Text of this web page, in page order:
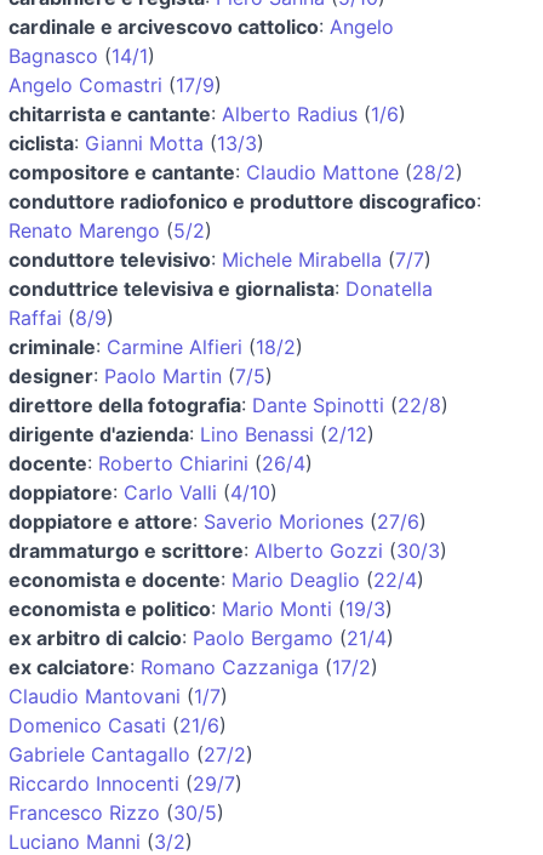
cardinale e arcivescovo cattolico: Angelo
Bagnasco (14/1)
Angelo Comastri (17/9)
chitarrista e cantante: Alberto Radius (1/6)
ciclista: Gianni Motta (13/3)
compositore e cantante: Claudio Mattone (28/2)
conduttore radiofonico e produttore discografico:
Renato Marengo (5/2)
conduttore televisivo: Michele Mirabella (7/7)
conduttrice televisiva e giornalista: Donatella
Raffai (8/9)
criminale: Carmine Alfieri (18/2)
designer: Paolo Martin (7/5)
direttore della fotografia: Dante Spinotti (22/8)
dirigente d'azienda: Lino Benassi (2/12)
docente: Roberto Chiarini (26/4)
doppiatore: Carlo Valli (4/10)
doppiatore e attore: Saverio Moriones (27/6)
drammaturgo e scrittore: Alberto Gozzi (30/3)
economista e docente: Mario Deaglio (22/4)
economista e politico: Mario Monti (19/3)
ex arbitro di calcio: Paolo Bergamo (21/4)
ex calciatore: Romano Cazzaniga (17/2)
Claudio Mantovani (1/7)
Domenico Casati (21/6)
Gabriele Cantagallo (27/2)
Riccardo Innocenti (29/7)
Francesco Rizzo (30/5)
Luciano Manni (3/2)